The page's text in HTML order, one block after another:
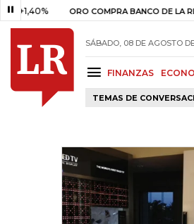
ORO COMPRA BANCO DE LA
SÁBADO, 08 DE AGOSTO
FINANZAS
TEMAS DE